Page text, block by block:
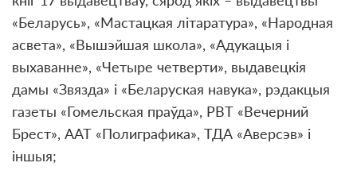
«Беларусь», «Мастацкая літаратура», «Народная
асвета», «Вышэйшая школа», «Адукацыя і
выхаванне», «Четыре четверти», выдавецкія
дамы «Звязда» і «Беларуская навука», рэдакцыя
газеты «Гомельская праўда», РВТ «Вечерний
Брест», ААТ «Полиграфика», ТДА «Аверсэв» і
іншыя;